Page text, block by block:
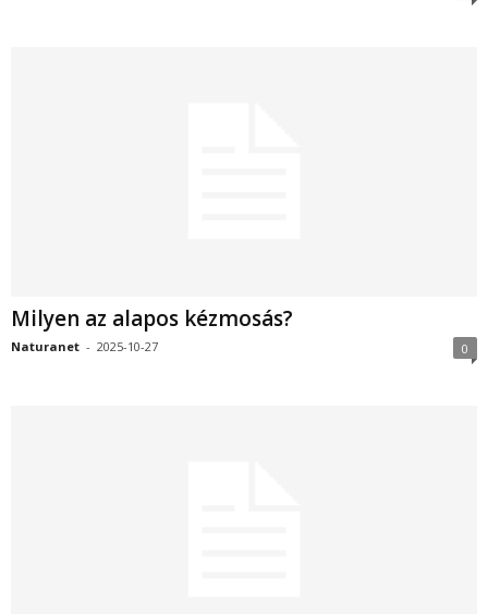
Milyen az alapos kézmosás?
Naturanet - 2025-10-27 0